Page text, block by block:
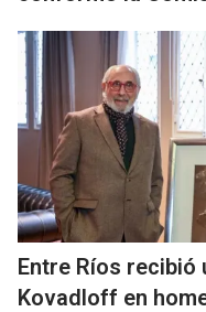
Entre Ríos recibió
Kovadloff en